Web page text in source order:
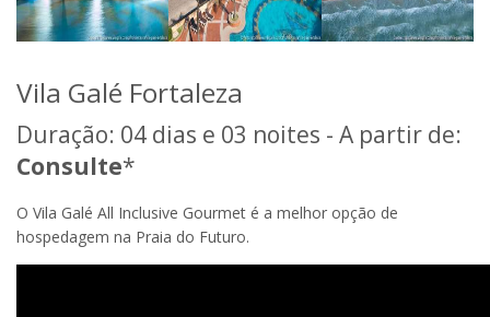
Vila Galé Fortaleza
Duração: 04 dias e 03 noites - A partir de:
Consulte*
O Vila Galé All Inclusive Gourmet é a melhor opção de
hospedagem na Praia do Futuro.